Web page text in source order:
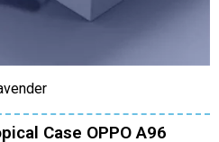
Case OPPO A96